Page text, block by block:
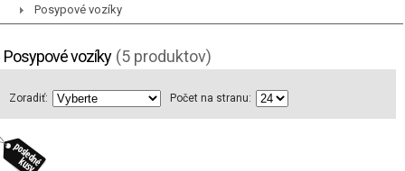
Posypové vozíky
Posypové vozíky (5 produktov)
Zoradiť: Počet na stranu: